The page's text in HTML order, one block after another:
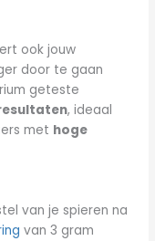
ook jouw
door te gaan
geteste
, ideaal
met hoge
van je spieren na
van 3 gram